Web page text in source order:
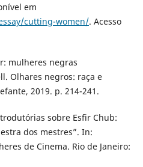
em
cutting-women/. Acesso
mulheres negras
Olhares negros: raça e
2019. p. 214-241.
sobre Esfir Chub:
dos mestres”. In:
de Cinema. Rio de Janeiro: